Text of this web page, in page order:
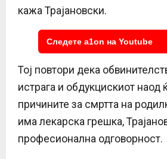
кажа Трајановски.
Следете a1on на Youtube
Тој повтори дека
истрага и обдукцискиот наод
причините за смртта на
има лекарска грешка,
професионална одговорност.